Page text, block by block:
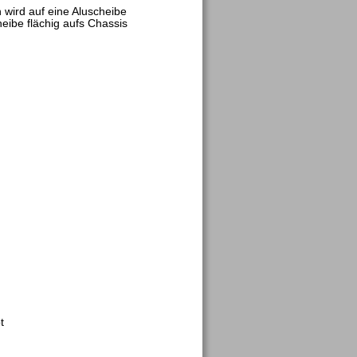
auf eine Aluscheibe
flächig aufs Chassis